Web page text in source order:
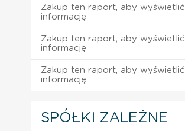
Zakup ten raport, aby wyświetlić
informację
Zakup ten raport, aby wyświetlić
informację
Zakup ten raport, aby wyświetlić
informację
SPÓŁKI ZALEŻNE